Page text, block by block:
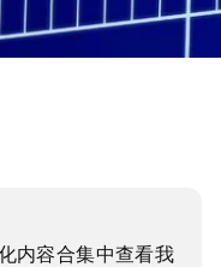
内容合集中查看我